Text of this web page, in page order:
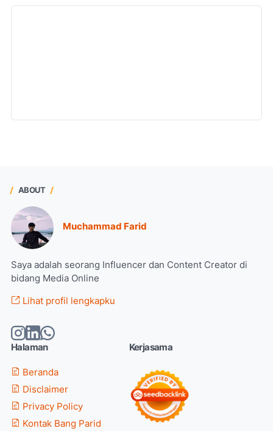
ABOUT
Muchammad Farid
Saya adalah seorang Influencer dan Content Creator di
bidang Media Online
Lihat profil lengkapku
Halaman
Beranda
Disclaimer
Privacy Policy
Kontak Bang Parid
Kerjasama